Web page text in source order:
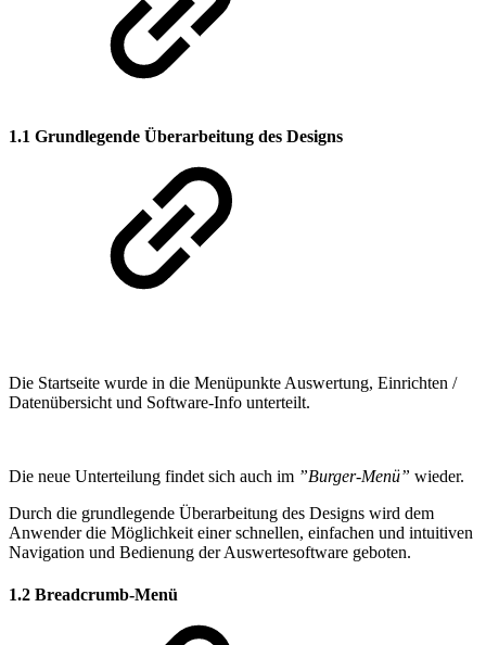
1.1 Grundlegende Überarbeitung des Designs
Die Startseite wurde in die Menüpunkte Auswertung, Einrichten /
Datenübersicht und Software-Info unterteilt.
Die neue Unterteilung findet sich auch im ”Burger-Menü” wieder.
Durch die grundlegende Überarbeitung des Designs wird dem
Anwender die Möglichkeit einer schnellen, einfachen und intuitiven
Navigation und Bedienung der Auswertesoftware geboten.
1.2 Breadcrumb-Menü